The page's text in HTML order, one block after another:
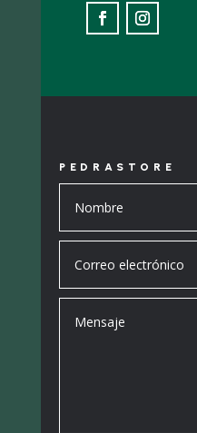
PEDRASTORE